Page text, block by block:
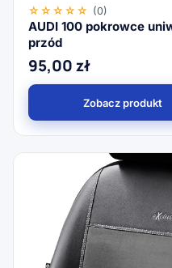
☆☆☆☆☆ (0)
AUDI 100 pokrowce
przód
95,00zł
Zobacz produkt